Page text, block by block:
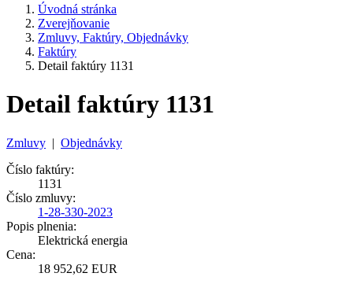
Úvodná stránka
Zverejňovanie
Zmluvy, Faktúry, Objednávky
Faktúry
Detail faktúry 1131
Detail faktúry 1131
Zmluvy | Objednávky
Číslo faktúry:
1131
Číslo zmluvy:
1-28-330-2023
Popis plnenia:
Elektrická energia
Cena:
18 952,62 EUR